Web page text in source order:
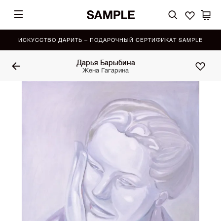
ИСКУССТВО ДАРИТЬ – ПОДАРОЧНЫЙ СЕРТИФИКАТ SAMPLE
Дарья Барыбина
Жена Гагарина